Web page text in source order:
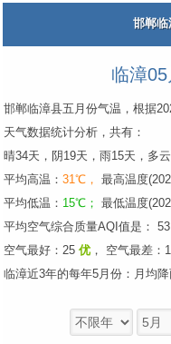
邯郸临
临漳
邯郸临漳县五月份气温，根据
天气数据统计分析，共有：
晴34天，阴19天，雨15天，多
平均高温： 31℃， 最高温度
平均低温： 15℃； 最低温度
平均空气综合质量AQI值是： 53
空气最好：25 优 ， 空气最差：
临漳近3年的每年5月份：月均